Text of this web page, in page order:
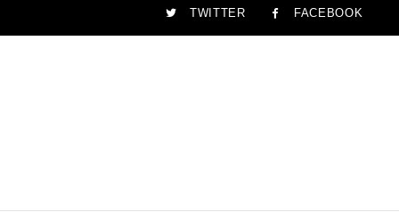
TWITTER FACEBOOK